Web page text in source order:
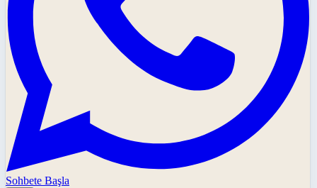
Sohbete Başla